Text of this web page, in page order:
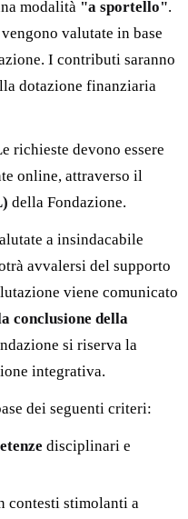
modalità "a sportello".
valutate in base
I contributi saranno
dotazione finanziaria
richieste devono essere
online, attraverso il
della Fondazione.
a insindacabile
avvalersi del supporto
viene comunicato
conclusione della
si riserva la
integrativa.
dei seguenti criteri:
disciplinari e
contesti stimolanti a